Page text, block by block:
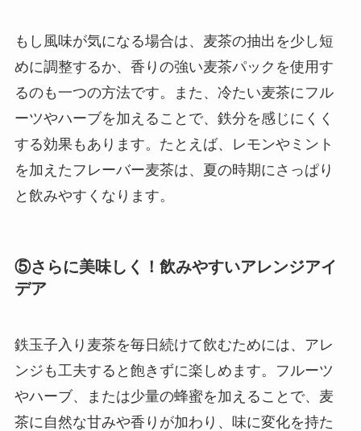
もし風味が気になる場合は、麦茶の抽出を少し短
めに調整するか、香りの強い麦茶パックを使用す
るのも一つの方法です。また、冷たい麦茶にフル
ーツやハーブを加えることで、鉄分を感じにくく
する効果もあります。たとえば、レモンやミント
を加えたフレーバー麦茶は、夏の時期にさっぱり
と飲みやすくなります。
⑤さらに美味しく！飲みやすいアレンジアイ
デア
鉄玉子入り麦茶を毎日続けて飲むためには、アレ
ンジも工夫すると飽きずに楽しめます。フルーツ
やハーブ、または少量の蜂蜜を加えることで、麦
茶に自然な甘みや香りが加わり、味に変化を持た